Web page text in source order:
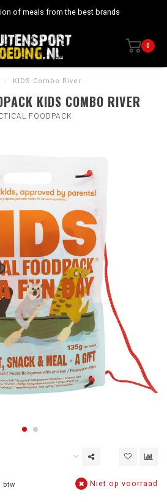
of meals from the best brands
0
/ KIDS Combo River
KIDS COMBO RIVER
FOODPACK
btw Niet op voorraad